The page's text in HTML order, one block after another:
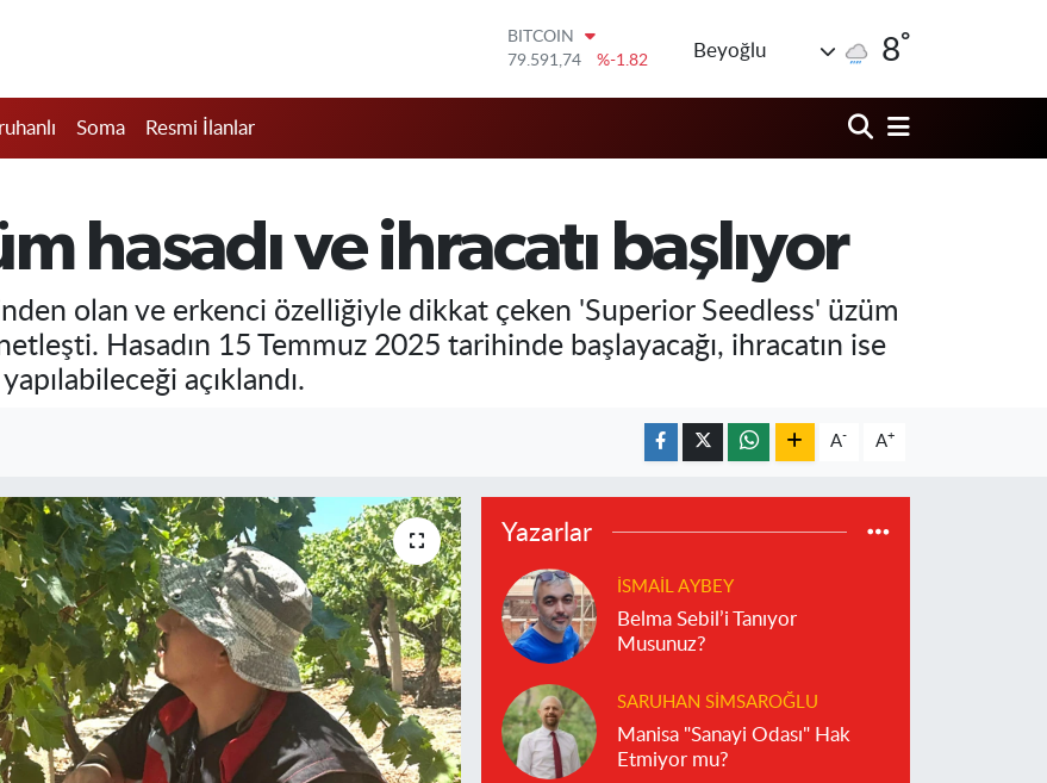
DOLAR
45,43620
%0.02
61,60380
%0.18
BİST100
14.598,00
Beyoğlu 8°
Soma Resmi İlanlar
hasadı ve ihracatı başlıyor
olan ve erkenci özelliğiyle dikkat çeken 'Superior Seedless' üzüm
Hasadın 15 Temmuz 2025 tarihinde başlayacağı, ihracatın ise
açıklandı.
A- A+
Yazarlar
İSMAIL AYBEY
Belma Sebil’i Tanıyor
Musunuz?
SARUHAN SIMSAROĞLU
Manisa "Sanayi Odası" Hak
Etmiyor mu?